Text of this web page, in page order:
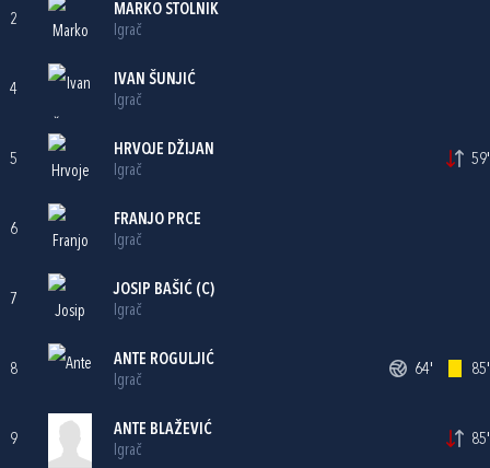
2
MARKO STOLNIK
Igrač
4
IVAN ŠUNJIĆ
Igrač
5
HRVOJE DŽIJAN
Igrač
59'
6
FRANJO PRCE
Igrač
7
JOSIP BAŠIĆ (C)
Igrač
8
ANTE ROGULJIĆ
Igrač
64' 85'
9
ANTE BLAŽEVIĆ
Igrač
85'